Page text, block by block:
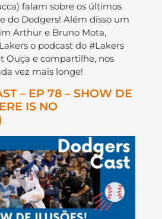
falam sobre os últimos
do Dodgers! Além disso um
Arthur e Bruno Mota,
o podcast do #Lakers
Ouça e compartilhe, nos
vez mais longe!
– EP 78 – SHOW DE
IS NO